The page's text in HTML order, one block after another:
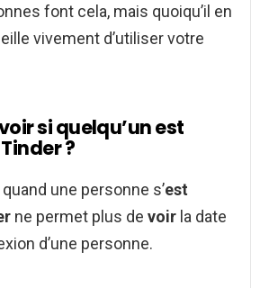
font cela, mais quoiqu’il en
vivement d’utiliser votre
si quelqu’un est
?
quand une personne s’est
ne permet plus de voir la date
d’une personne.